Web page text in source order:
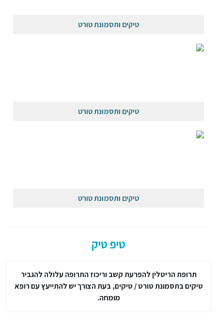
טיקים ותסמונת טורט
טיקים ותסמונת טורט
טיקים ותסמונת טורט
טיפ טיק
תרופת הריטלין להפרעת קשב וריכוז התרופה עלולה להגביר
טיקים בתסמונת טורט / טיקים, בעת הצורך יש להתייעץ עם רופא
מומחה.